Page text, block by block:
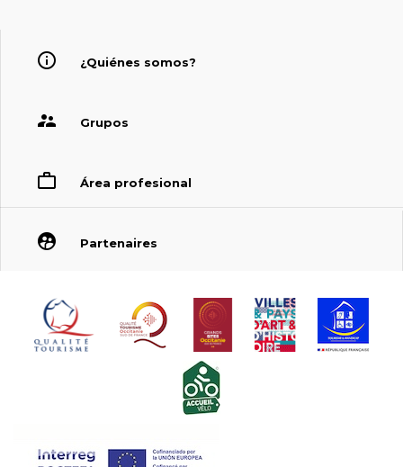
¿Quiénes somos?
Grupos
Área profesional
Partenaires